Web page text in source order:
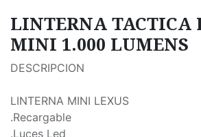
LINTERNA TACTICA
MINI 1.000 LUMENS
DESCRIPCION
LINTERNA MINI LEXUS
.Recargable
.Luces Led